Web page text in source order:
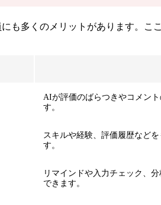
多くのメリットがあります。こ
AIが評価のばらつきやコメン
す。
スキルや経験、評価履歴など
す。
リマインドや入力チェック、
できます。